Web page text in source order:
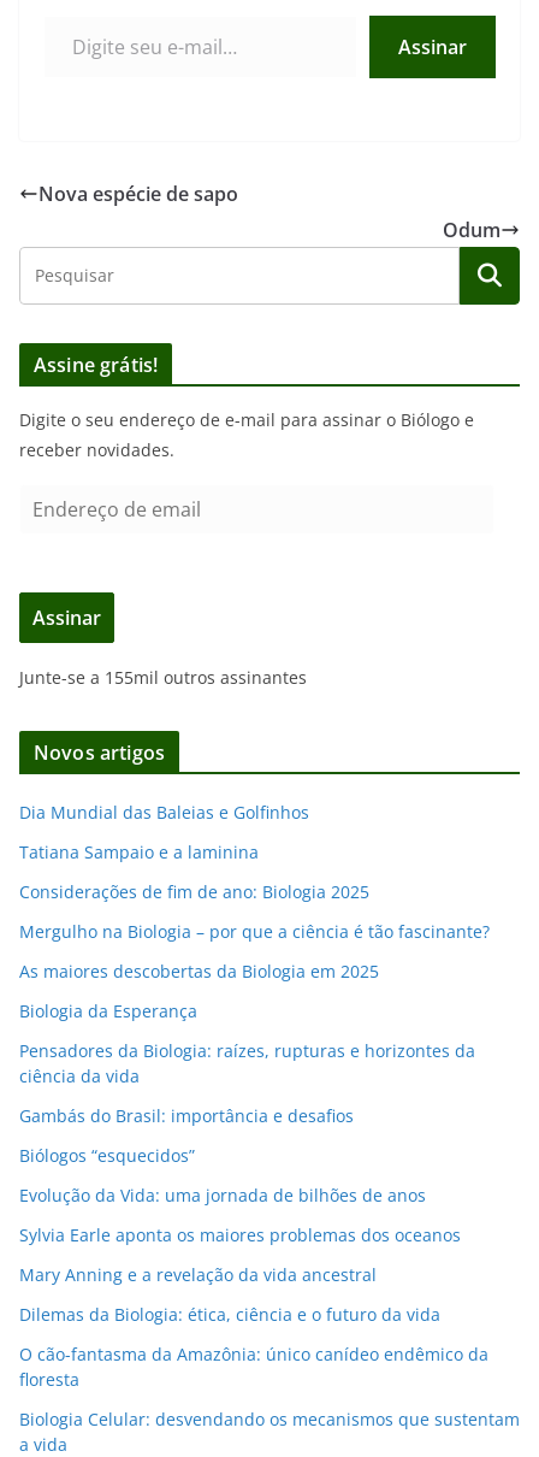
Assinar
Nova espécie de sapo
Odum
Assine grátis!
Digite o seu endereço de e-mail para assinar o Biólogo e
receber novidades.
e
e
ç
d
a
i
Assinar
Junte-se a 155mil outros assinantes
Novos artigos
Dia Mundial das Baleias e Golfinhos
Tatiana Sampaio e a laminina
Considerações de fim de ano: Biologia 2025
Mergulho na Biologia – por que a ciência é tão fascinante?
As maiores descobertas da Biologia em 2025
Biologia da Esperança
Pensadores da Biologia: raízes, rupturas e horizontes da
ciência da vida
Gambás do Brasil: importância e desafios
Biólogos “esquecidos”
Evolução da Vida: uma jornada de bilhões de anos
Sylvia Earle aponta os maiores problemas dos oceanos
Mary Anning e a revelação da vida ancestral
Dilemas da Biologia: ética, ciência e o futuro da vida
O cão-fantasma da Amazônia: único canídeo endêmico da
floresta
Biologia Celular: desvendando os mecanismos que sustentam
a vida